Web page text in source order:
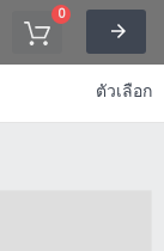
0
ตัวเลือก